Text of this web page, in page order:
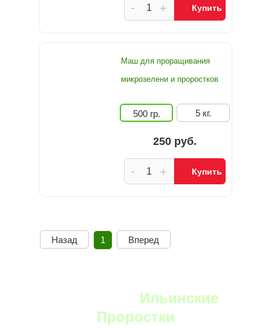
+
- Купить
Маш для проращивания
микрозелени и проростков
500 гр. 5 кг.
250 руб.
+
- Купить
Назад 1 Вперед
Ильинские
Проростки